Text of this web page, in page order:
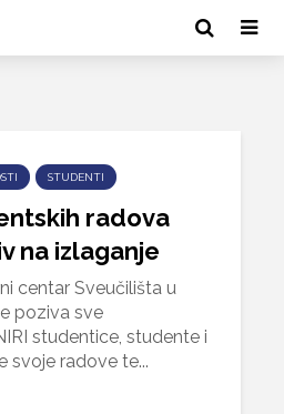
STUDENTI
radova
na izlaganje
centar Sveučilišta u
poziva sve
studentice, studente i
svoje radove te...